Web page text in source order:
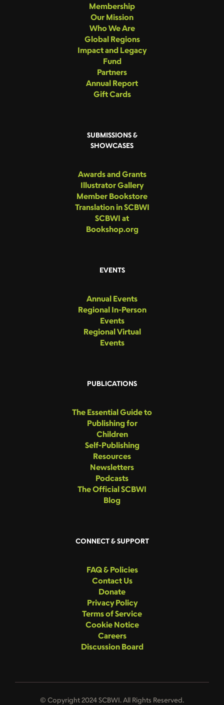
Membership
Our Mission
Who We Are
Global Regions
Impact and Legacy
Fund
Partners
Annual Report
Gift Cards
SUBMISSIONS &
SHOWCASES
Awards and Grants
Illustrator Gallery
Member Bookstore
Translation in SCBWI
SCBWI at
Bookshop.org
EVENTS
Annual Events
Regional In-Person
Events
Regional Virtual
Events
PUBLICATIONS
The Essential Guide to
Publishing for
Children
Self-Publishing
Resources
Newsletters
Podcasts
The Official SCBWI
Blog
CONNECT & SUPPORT
FAQ & Policies
Contact Us
Donate
Privacy Policy
Terms of Service
Cookie Notice
Careers
Discussion Board
© Copyright 2024 SCBWI. All Rights Reserved.